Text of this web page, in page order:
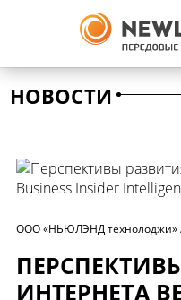
НОВОСТИ
ООО «НЬЮЛЭНД технолоджи»
ИНТЕРНЕТА